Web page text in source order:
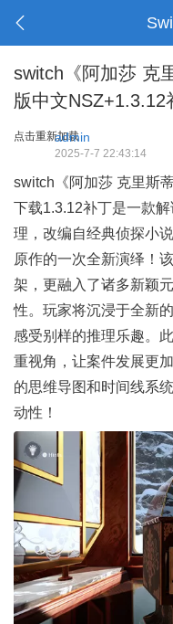
switch《阿加莎 克
版中文NSZ+1.3.12
点击重新加载
admin
2025-7-7 22:43:14
switch《阿加莎 克里斯
下载1.3.12补丁是一款
理，改编自经典侦探小
原作的一次全新演绎！
架，更融入了诸多新颖
性。玩家将沉浸于全新
感受别样的推理乐趣。
重视角，让案件发展更
的思维导图和时间线系
动性！